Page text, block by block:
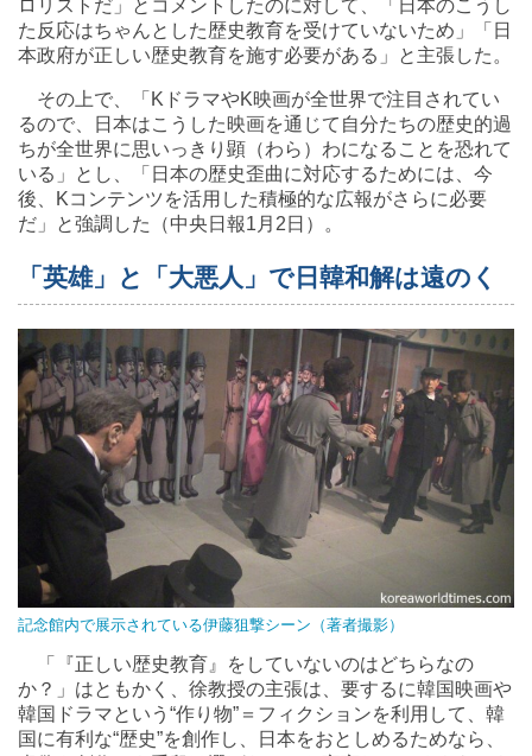
ロリストだ」とコメントしたのに対して、「日本のこうし
た反応はちゃんとした歴史教育を受けていないため」「日
本政府が正しい歴史教育を施す必要がある」と主張した。
その上で、「KドラマやK映画が全世界で注目されてい
るので、日本はこうした映画を通じて自分たちの歴史的過
ちが全世界に思いっきり顕（わら）わになることを恐れて
いる」とし、「日本の歴史歪曲に対応するためには、今
後、Kコンテンツを活用した積極的な広報がさらに必要
だ」と強調した（中央日報1月2日）。
「英雄」と「大悪人」で日韓和解は遠のく
記念館内で展示されている伊藤狙撃シーン（著者撮影）
「『正しい歴史教育』をしていないのはどちらなの
か？」はともかく、徐教授の主張は、要するに韓国映画や
韓国ドラマという“作り物”＝フィクションを利用して、韓
国に有利な“歴史”を創作し、日本をおとしめるためなら、